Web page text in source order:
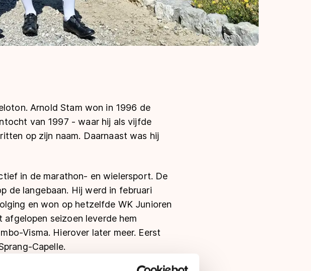
Arnold Stam won in 1996 de
van 1997 - waar hij als vijfde
op zijn naam. Daarnaast was hij
in de marathon- en wielersport. De
de langebaan. Hij werd in februari
en won op hetzelfde WK Junioren
seizoen leverde hem
Visma. Hierover later meer. Eerst
Capelle.